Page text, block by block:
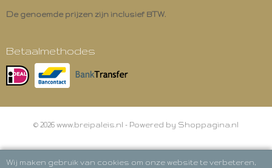
De genoemde prijzen zijn inclusief BTW.
Betaalmethodes
© 2026 www.breipaleis.nl - Powered by Shoppagina.nl
Wij maken gebruik van cookies om onze website te verbeteren,